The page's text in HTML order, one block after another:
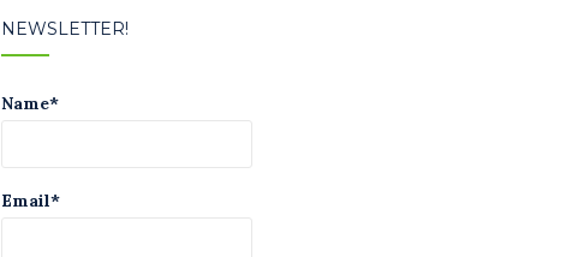
NEWSLETTER!
Name*
Email*